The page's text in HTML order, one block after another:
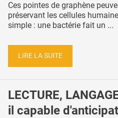
Ces pointes de graphène
préservant les cellules
simple : une bactérie fait un ...
LIRE LA SUITE
LECTURE,
il capable